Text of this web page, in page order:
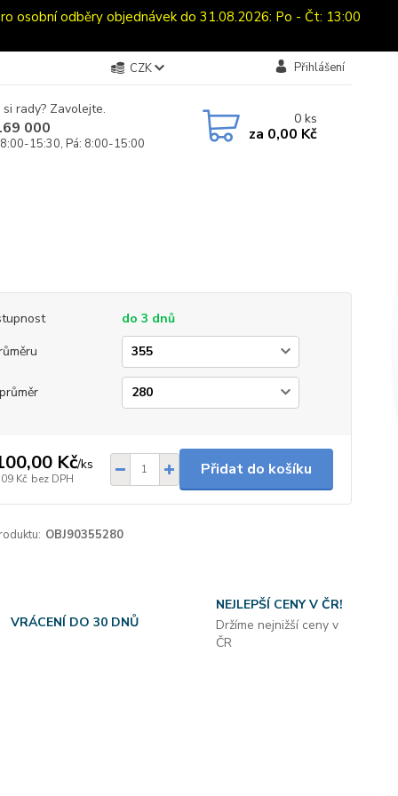
osobní odběry objednávek do 31.08.2026: Po - Čt: 13:00
CZK Přihlášení
rady? Zavolejte.
000
15:30, Pá: 8:00-15:00
0ks
za 0,00 Kč
do 3 dnů
Kč/ks
Kč bez DPH
Přidat do košíku
OBJ90355280
VRÁCENÍ DO 30 DNŮ
NEJLEPŠÍ CENY V ČR!
Držíme nejnižší ceny v
ČR